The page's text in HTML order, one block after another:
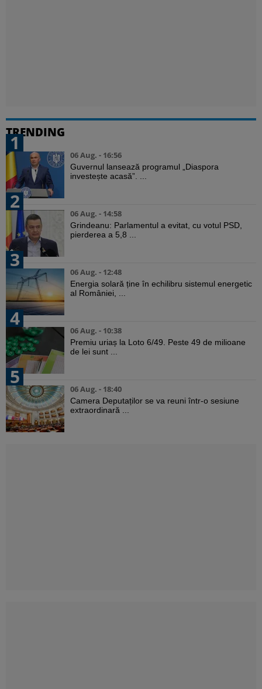
TRENDING
1
06 Aug. - 16:56
Guvernul lansează programul „Diaspora
investește acasă”. ...
2
06 Aug. - 14:58
Grindeanu: Parlamentul a evitat, cu votul PSD,
pierderea a 5,8 ...
3
06 Aug. - 12:48
Energia solară ține în echilibru sistemul energetic
al României, ...
4
06 Aug. - 10:38
Premiu uriaș la Loto 6/49. Peste 49 de milioane
de lei sunt ...
5
06 Aug. - 18:40
Camera Deputaților se va reuni într-o sesiune
extraordinară ...